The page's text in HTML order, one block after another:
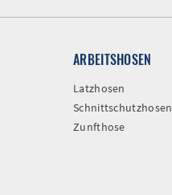
ARBEITSHOSEN
Latzhosen
Schnittschutzhosen
Zunfthose